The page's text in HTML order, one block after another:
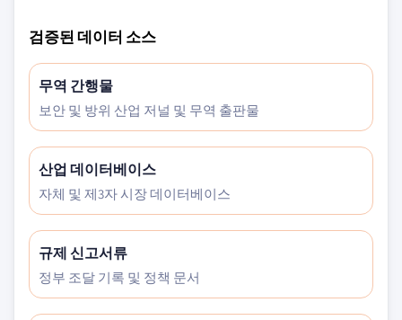
검증된 데이터 소스
무역 간행물
보안 및 방위 산업 저널 및 무역 출판물
산업 데이터베이스
자체 및 제3자 시장 데이터베이스
규제 신고서류
정부 조달 기록 및 정책 문서